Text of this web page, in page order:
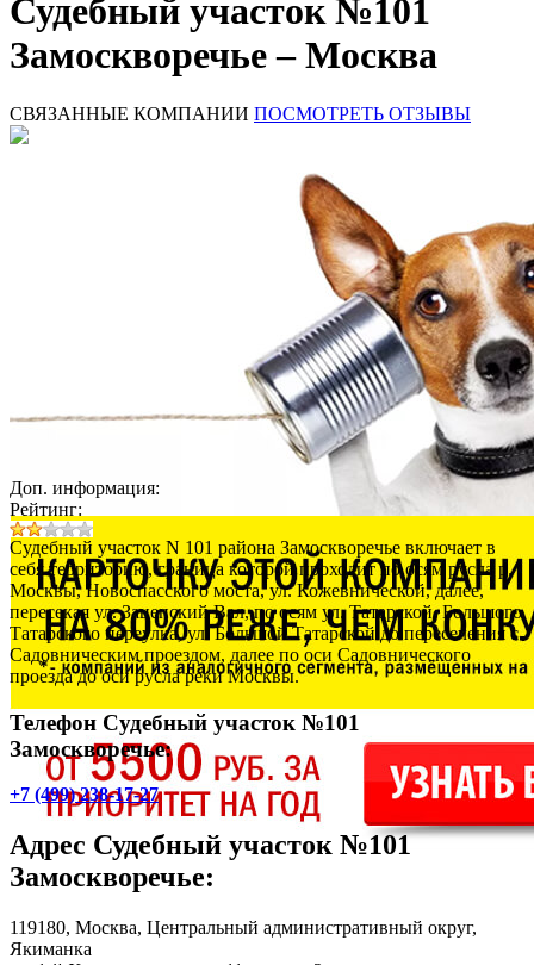
Судебный участок №101
Замоскворечье – Москва
СВЯЗАННЫЕ КОМПАНИИ ПОСМОТРЕТЬ ОТЗЫВЫ
Доп. информация:
Рейтинг:
Судебный участок N 101 района Замоскворечье включает в
себя территорию, граница которой проходит по осям русла р.
Москвы, Новоспасского моста, ул. Кожевнической, далее,
пересекая ул. Зацепский Вал, по осям ул. Татарской, Большого
Татарского переулка, ул. Большой Татарской до пересечения с
Садовническим проездом, далее по оси Садовнического
проезда до оси русла реки Москвы.
Телефон Судебный участок №101
Замоскворечье:
+7 (499) 238-17-27
Адрес Судебный участок №101
Замоскворечье:
119180, Москва, Центральный административный округ,
Якиманка